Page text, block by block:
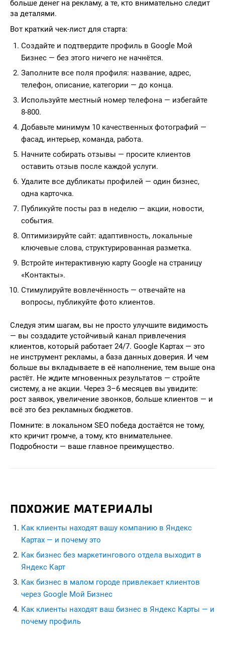
больше денег на рекламу, а те, кто внимательно следит
за деталями.
Вот краткий чек-лист для старта:
Создайте и подтвердите профиль в Google Мой
Бизнес — без этого ничего не начнётся.
Заполните все поля профиля: название, адрес,
телефон, описание, категории — до конца.
Используйте местный номер телефона — избегайте
8-800.
Добавьте минимум 10 качественных фотографий —
фасад, интерьер, команда, работа.
Начните собирать отзывы — просите клиентов
оставить отзыв после каждой услуги.
Удалите все дубликаты профилей — один бизнес,
одна карточка.
Публикуйте посты раз в неделю — акции, новости,
события.
Оптимизируйте сайт: адаптивность, локальные
ключевые слова, структурированная разметка.
Встройте интерактивную карту Google на страницу
«Контакты».
Стимулируйте вовлечённость — отвечайте на
вопросы, публикуйте фото клиентов.
Следуя этим шагам, вы не просто улучшите видимость
— вы создадите устойчивый канал привлечения
клиентов, который работает 24/7. Google Картах — это
не инструмент рекламы, а база данных доверия. И чем
больше вы вкладываете в её наполнение, тем выше она
растёт. Не ждите мгновенных результатов — стройте
систему, а не акции. Через 3–6 месяцев вы увидите:
рост заявок, увеличение звонков, больше клиентов — и
всё это без рекламных бюджетов.
Помните: в локальном SEO победа достаётся не тому,
кто кричит громче, а тому, кто внимательнее.
Подробности — ваше главное преимущество.
ПОХОЖИЕ МАТЕРИАЛЫ
Как клиенты находят вашу компанию в Яндекс
Картах — и почему это
Как бизнес без маркетингового отдела выходит в
Яндекс Карт
Как бизнес в малом городе привлекает клиентов
через Google Мой Бизнес
Как клиенты находят ваш бизнес в Яндекс Карты — и
почему профиль